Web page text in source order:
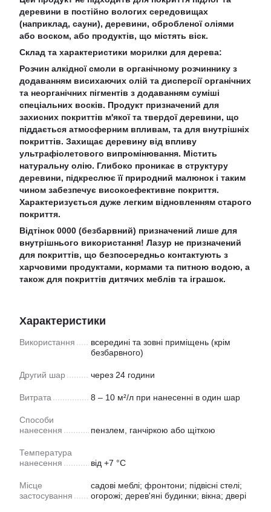
деревини в постійно вологих середовищах
(наприклад, сауни), деревини, обробленої оліями
або воском, або продуктів, що містять віск.
Склад та характеристики морилки для дерева:
Розчин алкідної смоли в органічному розчиннику з
додаванням висихаючих олій та дисперсії органічних
та неорганічних пігментів з додаванням суміші
спеціальних восків. Продукт призначений для
захисних покриттів м'якої та твердої деревини, що
піддається атмосферним впливам, та для внутрішніх
покриттів. Захищає деревину від впливу
ультрафіолетового випромінювання. Містить
натуральну олію. Глибоко проникає в структуру
деревини, підкреслює її природний малюнок і таким
чином забезпечує високоефективне покриття.
Характеризується дуже легким відновленням старого
покриття.
Відтінок 0000 (безбарвний) призначений лише для
внутрішнього використання! Лазур не призначений
для покриттів, що безпосередньо контактують з
харчовими продуктами, кормами та питною водою, а
також для покриттів дитячих меблів та іграшок.
Характеристики
Використання
всередині та зовні приміщень (крім
безбарвного)
Другий шар через 24 години
Витрата 8 – 10 м²/л при нанесенні в один шар
Способи
нанесення
пензлем, ганчіркою або щіткою
Температура
нанесення
від +7 °C
Місце
застосування
садові меблі; фронтони; підвісні стелі;
огорожі; дерев'яні будинки; вікна; двері